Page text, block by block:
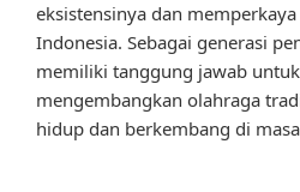
eksistensinya dan
Indonesia. Sebagai generasi
memiliki tanggung jawab
mengembangkan olahraga
hidup dan berkembang di